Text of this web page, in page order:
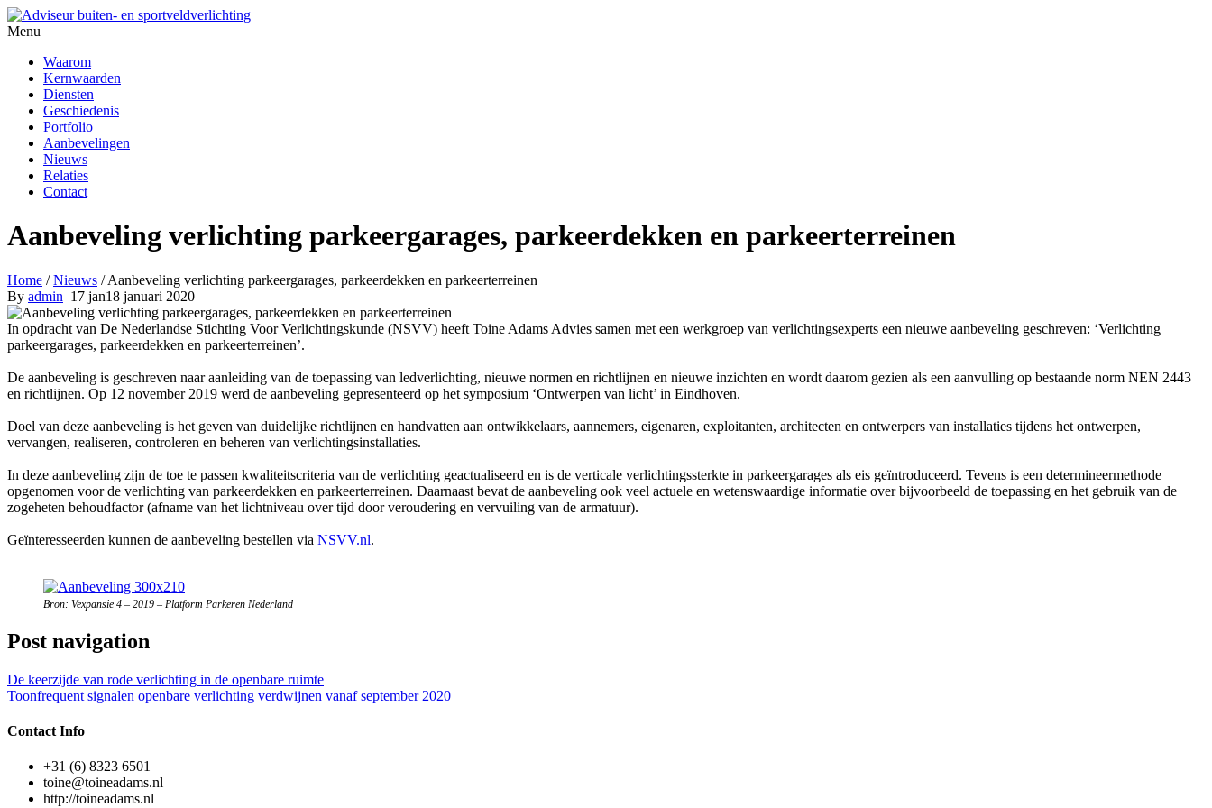
Menu
Waarom
Kernwaarden
Diensten
Geschiedenis
Portfolio
Aanbevelingen
Nieuws
Relaties
Contact
Aanbeveling verlichting parkeergarages, parkeerdekken en parkeerterreinen
Home /Nieuws /Aanbeveling verlichting parkeergarages, parkeerdekken en parkeerterreinen
By admin 17 jan18 januari 2020
In opdracht van De Nederlandse Stichting Voor Verlichtingskunde (NSVV) heeft Toine Adams Advies samen met een werkgroep van verlichtingsexperts een nieuwe aanbeveling geschreven: ‘Verlichting
parkeergarages, parkeerdekken en parkeerterreinen’.
De aanbeveling is geschreven naar aanleiding van de toepassing van ledverlichting, nieuwe normen en richtlijnen en nieuwe inzichten en wordt daarom gezien als een aanvulling op bestaande norm NEN 2443
en richtlijnen. Op 12 november 2019 werd de aanbeveling gepresenteerd op het symposium ‘Ontwerpen van licht’ in Eindhoven.
Doel van deze aanbeveling is het geven van duidelijke richtlijnen en handvatten aan ontwikkelaars, aannemers, eigenaren, exploitanten, architecten en ontwerpers van installaties tijdens het ontwerpen,
vervangen, realiseren, controleren en beheren van verlichtingsinstallaties.
In deze aanbeveling zijn de toe te passen kwaliteitscriteria van de verlichting geactualiseerd en is de verticale verlichtingssterkte in parkeergarages als eis geïntroduceerd. Tevens is een determineermethode
opgenomen voor de verlichting van parkeerdekken en parkeerterreinen. Daarnaast bevat de aanbeveling ook veel actuele en wetenswaardige informatie over bijvoorbeeld de toepassing en het gebruik van de
zogeheten behoudfactor (afname van het lichtniveau over tijd door veroudering en vervuiling van de armatuur).
Geïnteresseerden kunnen de aanbeveling bestellen via NSVV.nl.
Bron: Vexpansie 4 – 2019 – Platform Parkeren Nederland
Post navigation
De keerzijde van rode verlichting in de openbare ruimte
Toonfrequent signalen openbare verlichting verdwijnen vanaf september 2020
Contact Info
+31 (6) 8323 6501
toine@toineadams.nl
http://toineadams.nl